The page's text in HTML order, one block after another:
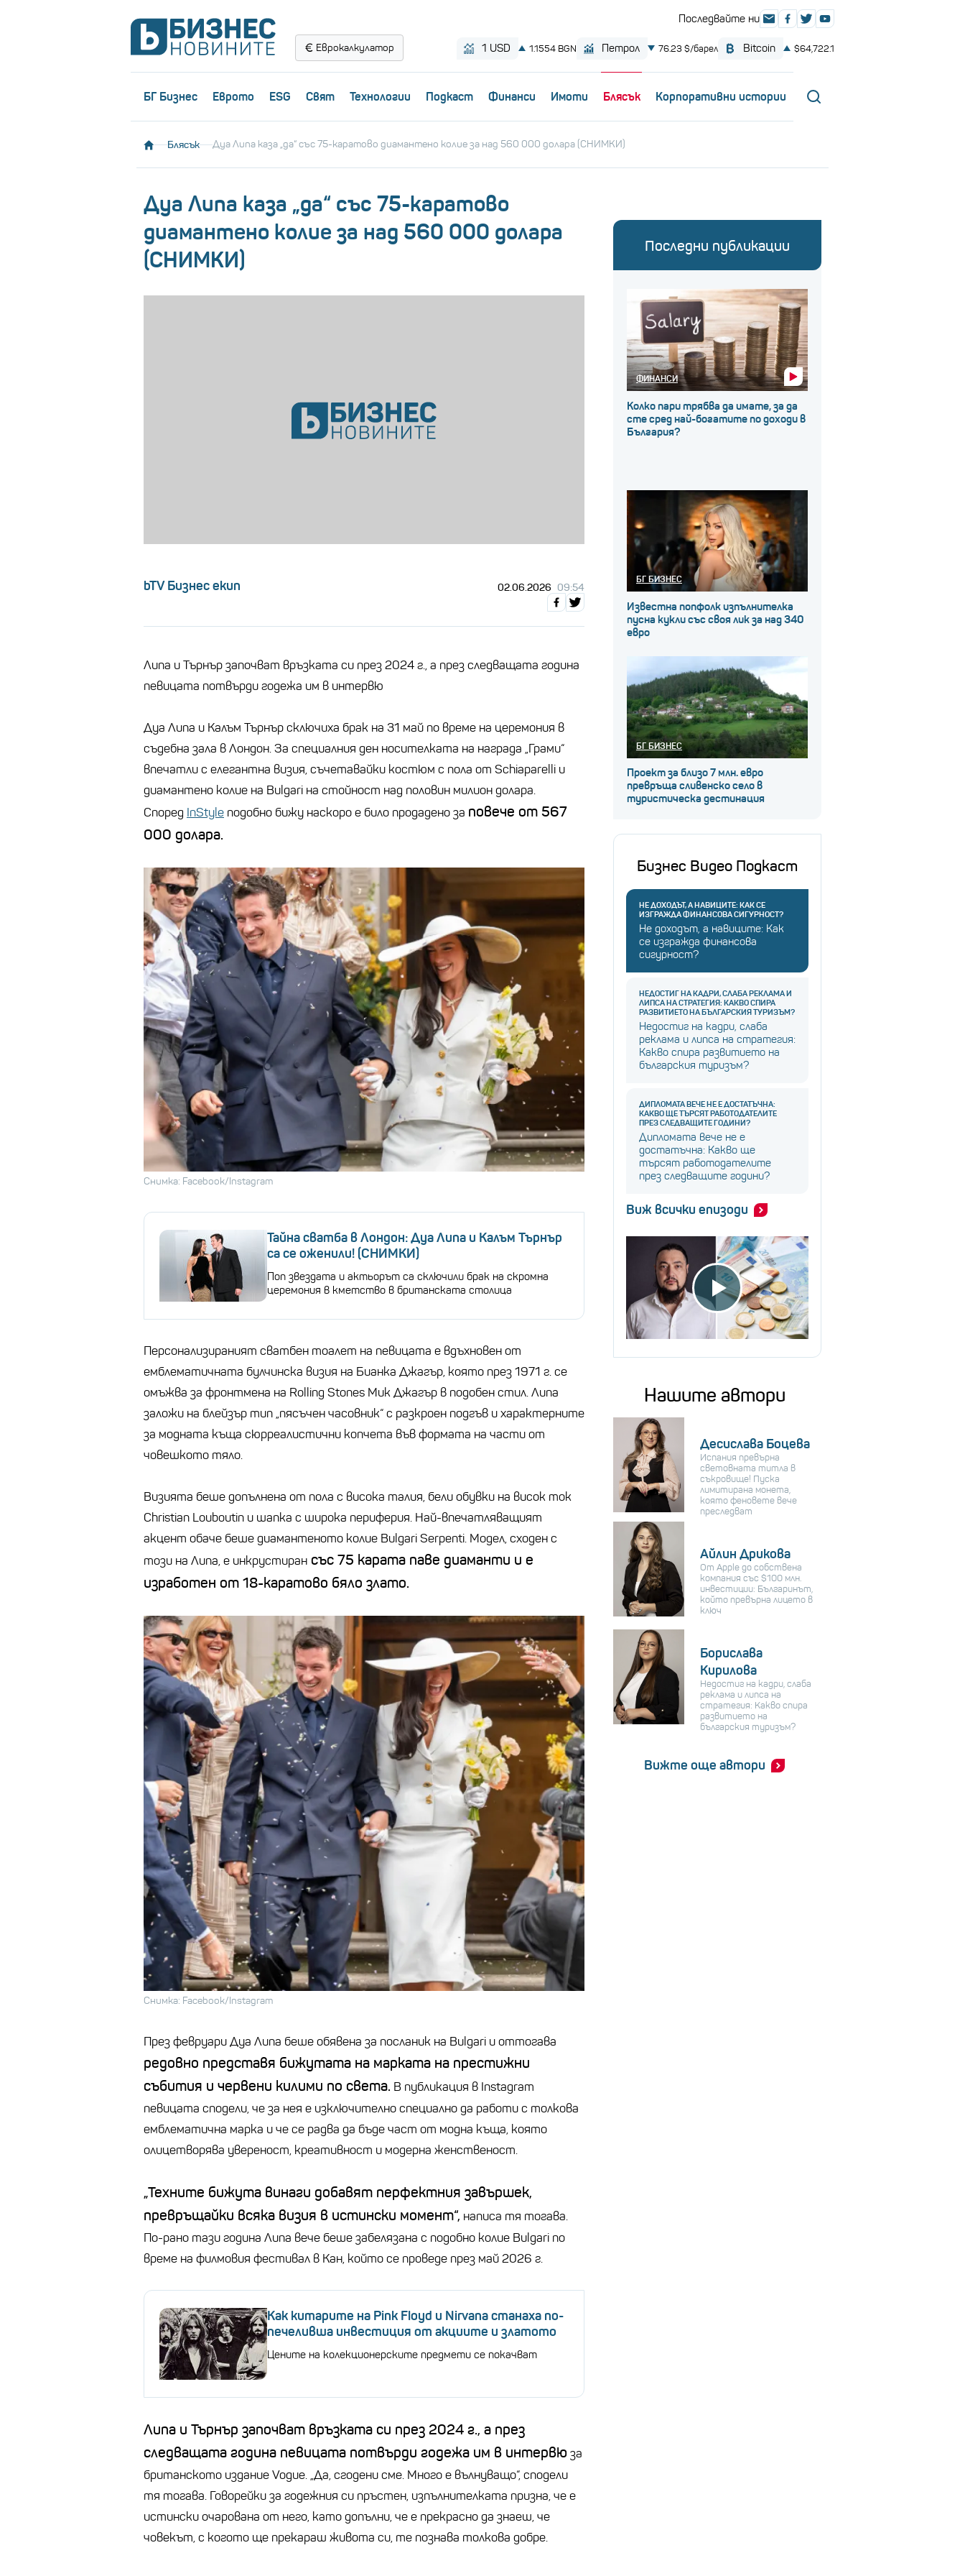
Еврокалкулатор
БГ Бизнес Еврото ESG Свят Технологии Пoдкаст Финанси Имоти Блясък Корпоративни истории
Блясък Дуа Липа каза „да“ със 75-каратово диамантено колие за над 560 000 долара (СНИМКИ)
Дуа Липа каза „да“ със 75-каратово
диамантено колие за над 560 000 долара
(СНИМКИ)
bTV Бизнес екип 02.06.2026 09:54
Липа и Търнър започват връзката си през 2024 г., а през следващата година
певицата потвърди годежа им в интервю
Дуа Липа и Калъм Търнър сключиха брак на 31 май по време на церемония в
съдебна зала в Лондон. За специалния ден носителката на награда „Грами“
впечатли с елегантна визия, съчетавайки костюм с пола от Schiaparelli и
диамантено колие на Bulgari на стойност над половин милион долара.
Според InStyle подобно бижу наскоро е било продадено за повече от 567
000 долара.
Снимка: Facebook/Instagram
Тайна сватба в Лондон: Дуа Липа и Калъм Търнър
са се оженили! (СНИМКИ)
Поп звездата и актьорът са сключили брак на скромна
церемония в кметство в британската столица
Персонализираният сватбен тоалет на певицата е вдъхновен от
емблематичната булчинска визия на Бианка Джагър, която през 1971 г. се
омъжва за фронтмена на Rolling Stones Мик Джагър в подобен стил. Липа
заложи на блейзър тип „пясъчен часовник“ с разкроен подгъв и характерните
за модната къща сюрреалистични копчета във формата на части от
човешкото тяло.
Визията беше допълнена от пола с висока талия, бели обувки на висок ток
Christian Louboutin и шапка с широка периферия. Най-впечатляващият
акцент обаче беше диамантеното колие Bulgari Serpenti. Модел, сходен с
този на Липа, е инкрустиран със 75 карата паве диаманти и е
изработен от 18-каратово бяло злато.
Снимка: Facebook/Instagram
През февруари Дуа Липа беше обявена за посланик на Bulgari и оттогава
редовно представя бижутата на марката на престижни
събития и червени килими по света. В публикация в Instagram
певицата сподели, че за нея е изключително специално да работи с толкова
емблематична марка и че се радва да бъде част от модна къща, която
олицетворява увереност, креативност и модерна женственост.
„Техните бижута винаги добавят перфектния завършек,
превръщайки всяка визия в истински момент“, написа тя тогава.
По-рано тази година Липа вече беше забелязана с подобно колие Bulgari по
време на филмовия фестивал в Кан, който се проведе през май 2026 г.
Как китарите на Pink Floyd и Nirvana станаха по-
печеливша инвестиция от акциите и златото
Цените на колекционерските предмети се покачват
Липа и Търнър започват връзката си през 2024 г., а през
следващата година певицата потвърди годежа им в интервю за
британското издание Vogue. „Да, сгодени сме. Много е вълнуващо“, сподели
тя тогава. Говорейки за годежния си пръстен, изпълнителката призна, че е
истински очарована от него, като допълни, че е прекрасно да знаеш, че
човекът, с когото ще прекараш живота си, те познава толкова добре.
Последни публикации
ФИНАНСИ
Колко пари трябва да имате, за да
сте сред най-богатите по доходи в
България?
БГ БИЗНЕС
Известна попфолк изпълнителка
пусна кукли със своя лик за над 340
евро
БГ БИЗНЕС
Проект за близо 7 млн. евро
превръща сливенско село в
туристическа дестинация
Бизнес Видео Подкаст
НЕ ДОХОДЪТ, А НАВИЦИТЕ: КАК СЕ
ИЗГРАЖДА ФИНАНСОВА СИГУРНОСТ?
Не доходът, а навиците: Как
се изгражда финансова
сигурност?
НЕДОСТИГ НА КАДРИ, СЛАБА РЕКЛАМА И
ЛИПСА НА СТРАТЕГИЯ: КАКВО СПИРА
РАЗВИТИЕТО НА БЪЛГАРСКИЯ ТУРИЗЪМ?
Недостиг на кадри, слаба
реклама и липса на стратегия:
Какво спира развитието на
българския туризъм?
ДИПЛОМАТА ВЕЧЕ НЕ Е ДОСТАТЪЧНА:
КАКВО ЩЕ ТЪРСЯТ РАБОТОДАТЕЛИТЕ
ПРЕЗ СЛЕДВАЩИТЕ ГОДИНИ?
Дипломата вече не е
достатъчна: Какво ще
търсят работодателите
през следващите години?
Виж всички епизоди
Нашите автори
Десислава Боцева
Испания превърна
световната титла в
съкровище! Пуска
лимитирана монета,
която феновете вече
преследват
Айлин Дрикова
От Apple до собствена
компания със $100 млн.
инвестиции: Българинът,
който превърна лицето в
ключ
Борислава
Кирилова
Недостиг на кадри, слаба
реклама и липса на
стратегия: Какво спира
развитието на
българския туризъм?
Вижте още автори